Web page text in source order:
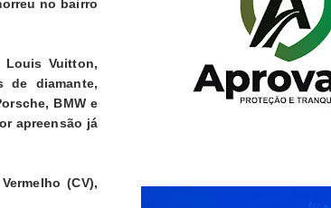
no bairro
Louis Vuitton,
de diamante,
BMW e
apreensão já
(CV),